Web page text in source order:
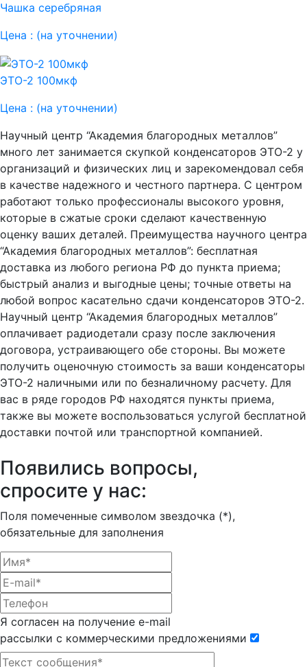
Чашка серебряная
Цена : (на уточнении)
ЭТО-2 100мкф
Цена : (на уточнении)
Научный центр “Академия благородных металлов”
много лет занимается скупкой конденсаторов ЭТО-2 у
организаций и физических лиц и зарекомендовал себя
в качестве надежного и честного партнера. С центром
работают только профессионалы высокого уровня,
которые в сжатые сроки сделают качественную
оценку ваших деталей. Преимущества научного центра
“Академия благородных металлов”: бесплатная
доставка из любого региона РФ до пункта приема;
быстрый анализ и выгодные цены; точные ответы на
любой вопрос касательно сдачи конденсаторов ЭТО-2.
Научный центр “Академия благородных металлов”
оплачивает радиодетали сразу после заключения
договора, устраивающего обе стороны. Вы можете
получить оценочную стоимость за ваши конденсаторы
ЭТО-2 наличными или по безналичному расчету. Для
вас в ряде городов РФ находятся пункты приема,
также вы можете воспользоваться услугой бесплатной
доставки почтой или транспортной компанией.
Появились вопросы,
спросите у нас:
Поля помеченные символом звездочка (*),
обязательные для заполнения
Я согласен на получение e-mail
рассылки с коммерческими предложениями